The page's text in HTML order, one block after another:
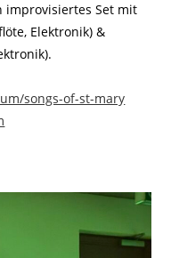
improvisiertes Set mit
Elektronik) &
songs-of-st-mary